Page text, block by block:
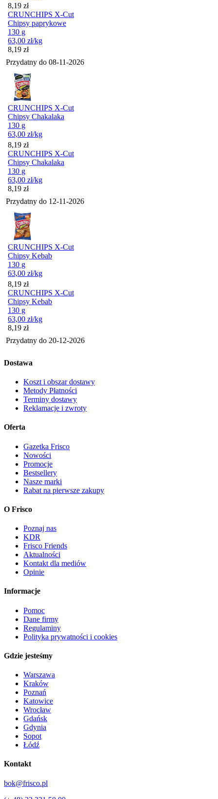
Cena
8,19 zł
CRUNCHIPS X-Cut
Chipsy paprykowe
130 g
63,00 zł/kg
Cena
8,19 zł
Przydatny do 08-11-2026
CRUNCHIPS X-Cut
Chipsy Chakalaka
130 g
63,00 zł/kg
Cena
8,19 zł
CRUNCHIPS X-Cut
Chipsy Chakalaka
130 g
63,00 zł/kg
Cena
8,19 zł
Przydatny do 12-11-2026
CRUNCHIPS X-Cut
Chipsy Kebab
130 g
63,00 zł/kg
Cena
8,19 zł
CRUNCHIPS X-Cut
Chipsy Kebab
130 g
63,00 zł/kg
Cena
8,19 zł
Przydatny do 20-12-2026
Dostawa
Koszt i obszar dostawy
Metody Płatności
Terminy dostawy
Reklamacje i zwroty
Oferta
Gazetka Frisco
Nowości
Promocje
Bestsellery
Nasze marki
Rabat na pierwsze zakupy
O Frisco
Poznaj nas
KDR
Frisco Friends
Aktualności
Kontakt dla mediów
Opinie
Informacje
Pomoc
Dane firmy
Regulaminy
Polityka prywatności i cookies
Gdzie jesteśmy
Warszawa
Kraków
Poznań
Katowice
Wrocław
Gdańsk
Gdynia
Sopot
Łódź
Kontakt
bok@frisco.pl